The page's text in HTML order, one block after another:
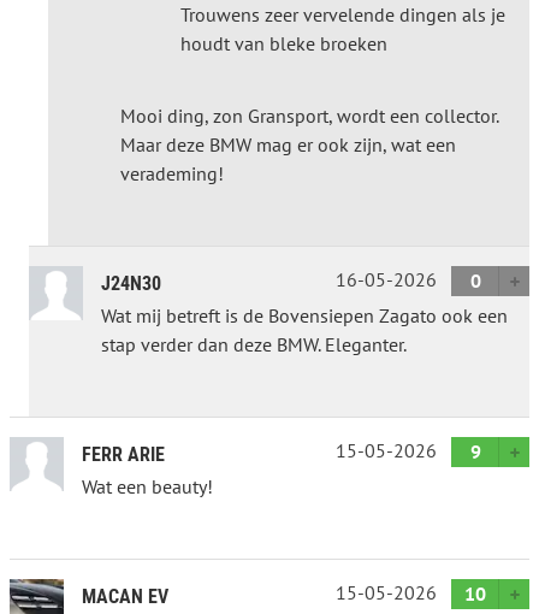
Trouwens zeer vervelende dingen als je
houdt van bleke broeken
Mooi ding, zon Gransport, wordt een collector.
Maar deze BMW mag er ook zijn, wat een
verademing!
J24N30 16-05-2026
0
Wat mij betreft is de Bovensiepen Zagato ook een
stap verder dan deze BMW. Eleganter.
FERR ARIE 15-05-2026
9
Wat een beauty!
MACAN EV 15-05-2026
10